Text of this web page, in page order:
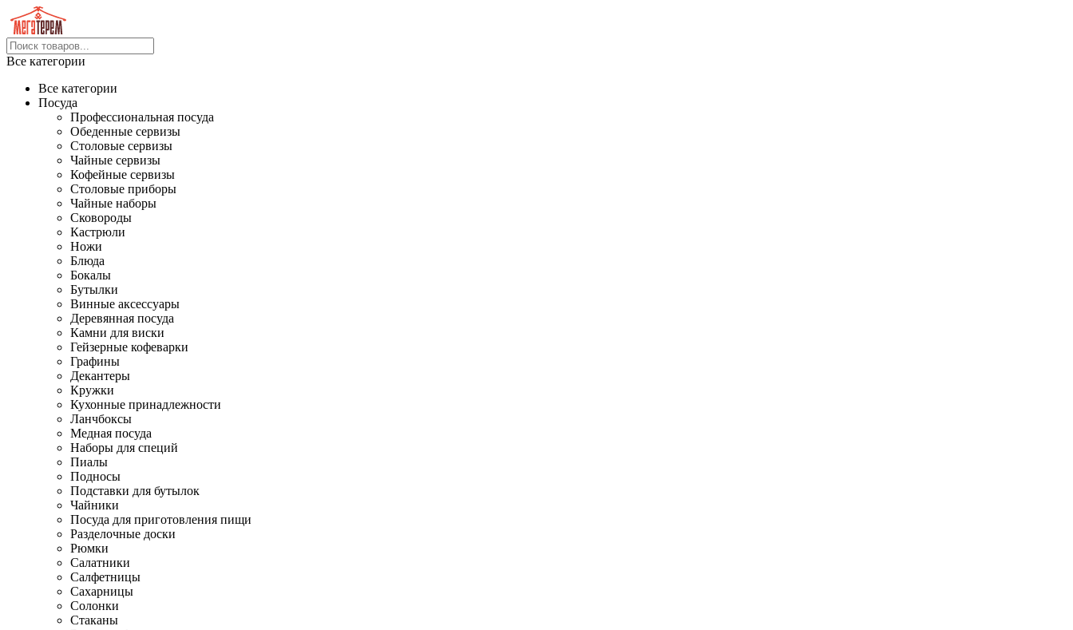
Все категории
Все категории
Посуда
Профессиональная посуда
Обеденные сервизы
Столовые сервизы
Чайные сервизы
Кофейные сервизы
Столовые приборы
Чайные наборы
Сковороды
Кастрюли
Ножи
Блюда
Бокалы
Бутылки
Винные аксессуары
Деревянная посуда
Камни для виски
Гейзерные кофеварки
Графины
Декантеры
Кружки
Кухонные принадлежности
Ланчбоксы
Медная посуда
Наборы для специй
Пиалы
Подносы
Подставки для бутылок
Чайники
Посуда для приготовления пищи
Разделочные доски
Рюмки
Салатники
Салфетницы
Сахарницы
Солонки
Стаканы